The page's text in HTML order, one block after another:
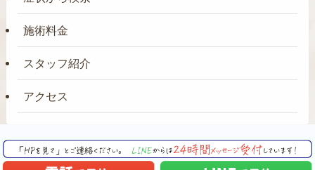
施術料金
スタッフ紹介
アクセス